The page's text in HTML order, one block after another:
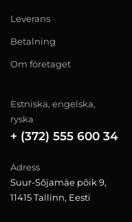
Leverans
Betalning
Om företaget
Estniska, engelska,
ryska
+ (372) 555 600 34
Adress
Suur-Sõjamäe põik 9,
11415 Tallinn, Eesti